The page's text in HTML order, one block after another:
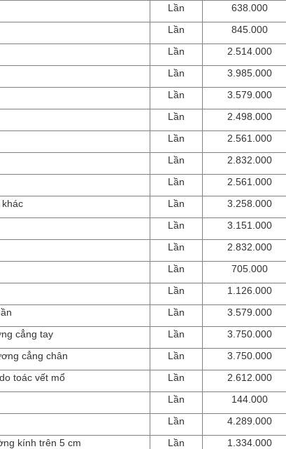
Lần
638.000
Lần
845.000
Lần
2.514.000
Lần
3.985.000
Lần
3.579.000
Lần
2.498.000
Lần
2.561.000
Lần
2.832.000
Lần
2.561.000
Lần
3.258.000
Lần
3.151.000
Lần
2.832.000
Lần
705.000
Lần
1.126.000
Lần
3.579.000
cẳng tay Lần
3.750.000
cẳng chân Lần
3.750.000
toác vết mổ Lần
2.612.000
Lần
144.000
Lần
4.289.000
kính trên 5 cm Lần 1.334.000